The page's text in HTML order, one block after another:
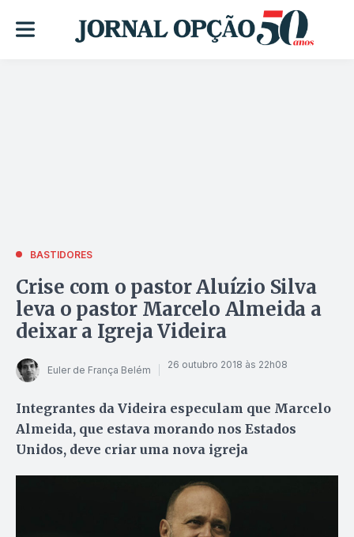
BASTIDORES
Crise com o pastor Aluízio Silva
leva o pastor Marcelo Almeida a
deixar a Igreja Videira
Euler de França Belém 26 outubro 2018 às 22h08
Integrantes da Videira especulam que Marcelo
Almeida, que estava morando nos Estados
Unidos, deve criar uma nova igreja